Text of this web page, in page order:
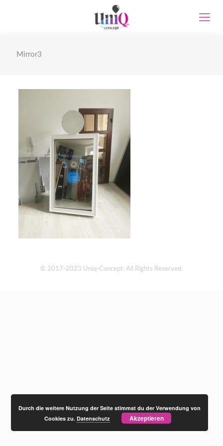
Mirror3
© 2017-2023 Uniq-Concept. All Rights Reserved.
Durch die weitere Nutzung der Seite stimmst du der Verwendung von
Cookies zu.Datenschutz Akzeptieren